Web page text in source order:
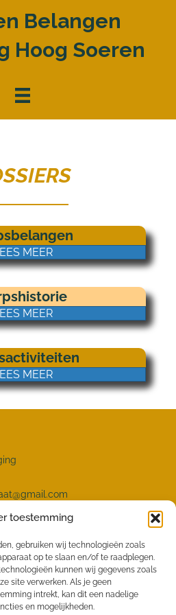
toestemming
gebruiken wij technologieën zoals
op te slaan en/of te raadplegen.
kunnen wij gegevens zoals
site verwerken. Als je geen
intrekt, kan dit een nadelige
en mogelijkheden.
Belangen
Hoog Soeren
MEER
MEER
MEER